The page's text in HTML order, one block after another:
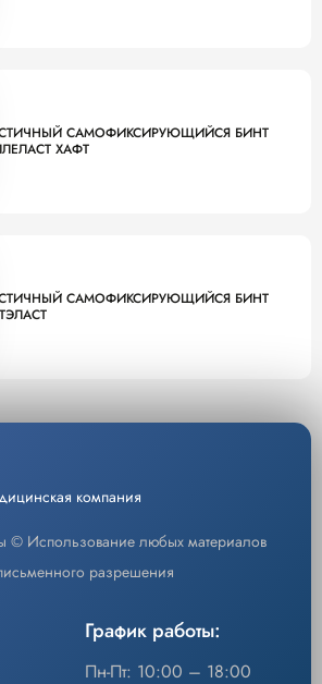
САМОФИКСИРУЮЩИЙСЯ БИНТ
ХАФТ
САМОФИКСИРУЮЩИЙСЯ БИНТ
компания
© Использование любых материалов
разрешения
График работы:
Пн-Пт: 10:00 – 18:00